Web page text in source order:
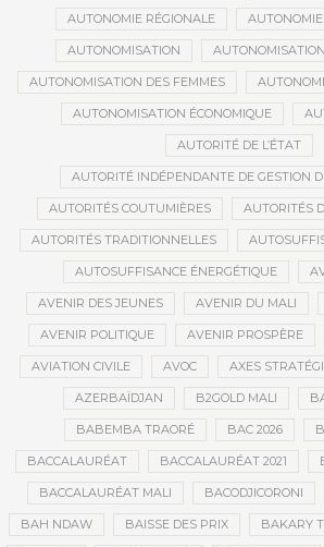
AUTONOMIE RÉGIONALE
AUTONOMISATION
AUTONOMISATION DES FEMMES
AUTONOMISATION ÉCONOMIQUE
AUTORITÉ DE L’ÉTAT
AUTORITÉ INDÉPENDANTE DE GESTION
AUTORITÉS COUTUMIÈRES AUTORITÉS
AUTORITÉS TRADITIONNELLES
AUTOSUFFISANCE ÉNERGÉTIQUE
AVENIR DES JEUNES AVENIR DU MALI
AVENIR POLITIQUE AVENIR PROSPÈRE
AVIATION CIVILE AVOC AXES
AZERBAÏDJAN B2GOLD MALI
BABEMBA TRAORÉ BAC 2026
BACCALAURÉAT BACCALAURÉAT 2021
BACCALAURÉAT MALI BACODJICORONI
BAH NDAW BAISSE DES PRIX BAKARY